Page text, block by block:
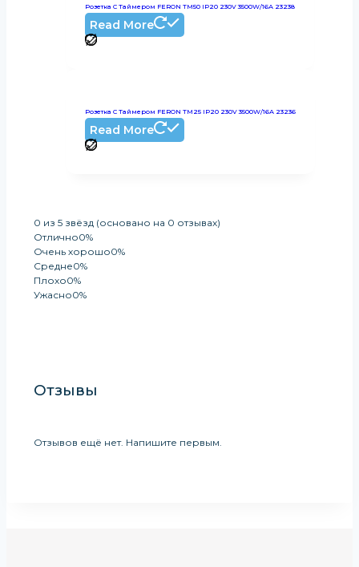
Розетка С Таймером FERON TM50 IP20 230V 3500W/16А 23238
Read More
Розетка С Таймером FERON TM25 IP20 230V 3500W/16А 23236
Read More
0 из 5 звёзд (основано на 0 отзывах)
Отлично0%
Очень хорошо0%
Средне0%
Плохо0%
Ужасно0%
Отзывы
Отзывов ещё нет. Напишите первым.